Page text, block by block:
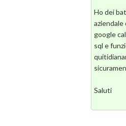
Ho dei
google
sql e
Saluti